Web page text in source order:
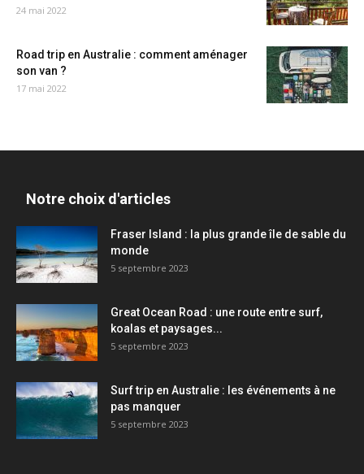
24 mai 2022
Road trip en Australie : comment aménager
son van ?
17 mai 2022
Notre choix d'articles
Fraser Island : la plus grande île de sable du
monde
5 septembre 2023
Great Ocean Road : une route entre surf,
koalas et paysages...
5 septembre 2023
Surf trip en Australie : les événements à ne
pas manquer
5 septembre 2023